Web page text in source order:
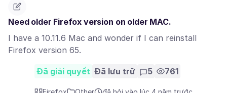
Need older Firefox version on older MAC.
I have a 10.11.6 Mac and wonder if I can reinstall
Firefox version 65.
Đã giải quyết Đã lưu trữ 5 761